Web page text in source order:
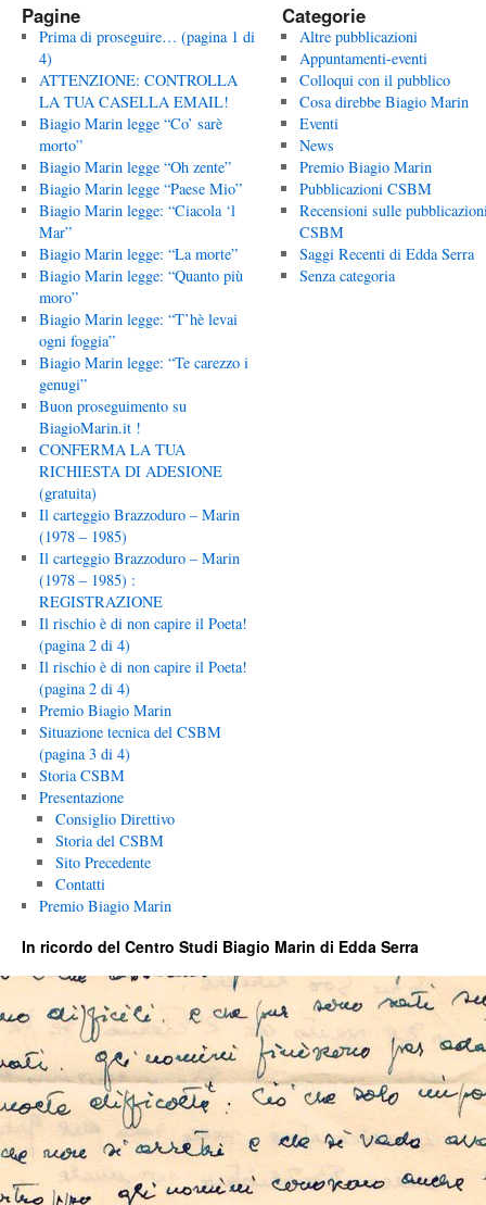
Pagine
Prima di proseguire… (pagina 1 di
4)
ATTENZIONE: CONTROLLA
LA TUA CASELLA EMAIL!
Biagio Marin legge “Co’ sarè
morto”
Biagio Marin legge “Oh zente”
Biagio Marin legge “Paese Mio”
Biagio Marin legge: “Ciacola ‘l
Mar”
Biagio Marin legge: “La morte”
Biagio Marin legge: “Quanto più
moro”
Biagio Marin legge: “T’hè levai
ogni foggia”
Biagio Marin legge: “Te carezzo i
genugi”
Buon proseguimento su
BiagioMarin.it !
CONFERMA LA TUA
RICHIESTA DI ADESIONE
(gratuita)
Il carteggio Brazzoduro – Marin
(1978 – 1985)
Il carteggio Brazzoduro – Marin
(1978 – 1985) :
REGISTRAZIONE
Il rischio è di non capire il Poeta!
(pagina 2 di 4)
Il rischio è di non capire il Poeta!
(pagina 2 di 4)
Premio Biagio Marin
Situazione tecnica del CSBM
(pagina 3 di 4)
Storia CSBM
Presentazione
Consiglio Direttivo
Storia del CSBM
Sito Precedente
Contatti
Premio Biagio Marin
Categorie
Altre pubblicazioni
Appuntamenti-eventi
Colloqui con il pubblico
Cosa direbbe Biagio Marin
Eventi
News
Premio Biagio Marin
Pubblicazioni CSBM
Recensioni sulle
CSBM
Saggi Recenti di Edda Serra
Senza categoria
In ricordo del Centro Studi Biagio Marin di Edda Serra